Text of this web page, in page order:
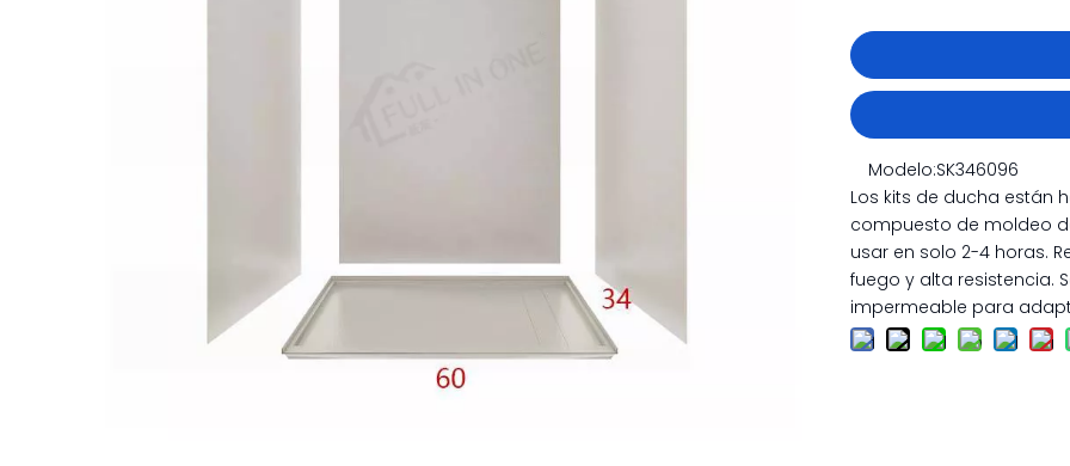
Modelo:SK346096
Los kits de ducha están
compuesto de moldeo
usar en solo 2-4 horas.
fuego y alta resistencia.
impermeable para